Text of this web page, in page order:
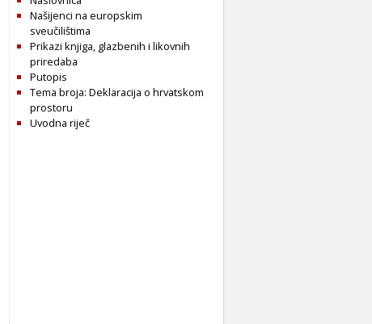
Našijenci na europskim
sveučilištima
Prikazi knjiga, glazbenih i likovnih
priredaba
Putopis
Tema broja: Deklaracija o hrvatskom
prostoru
Uvodna riječ